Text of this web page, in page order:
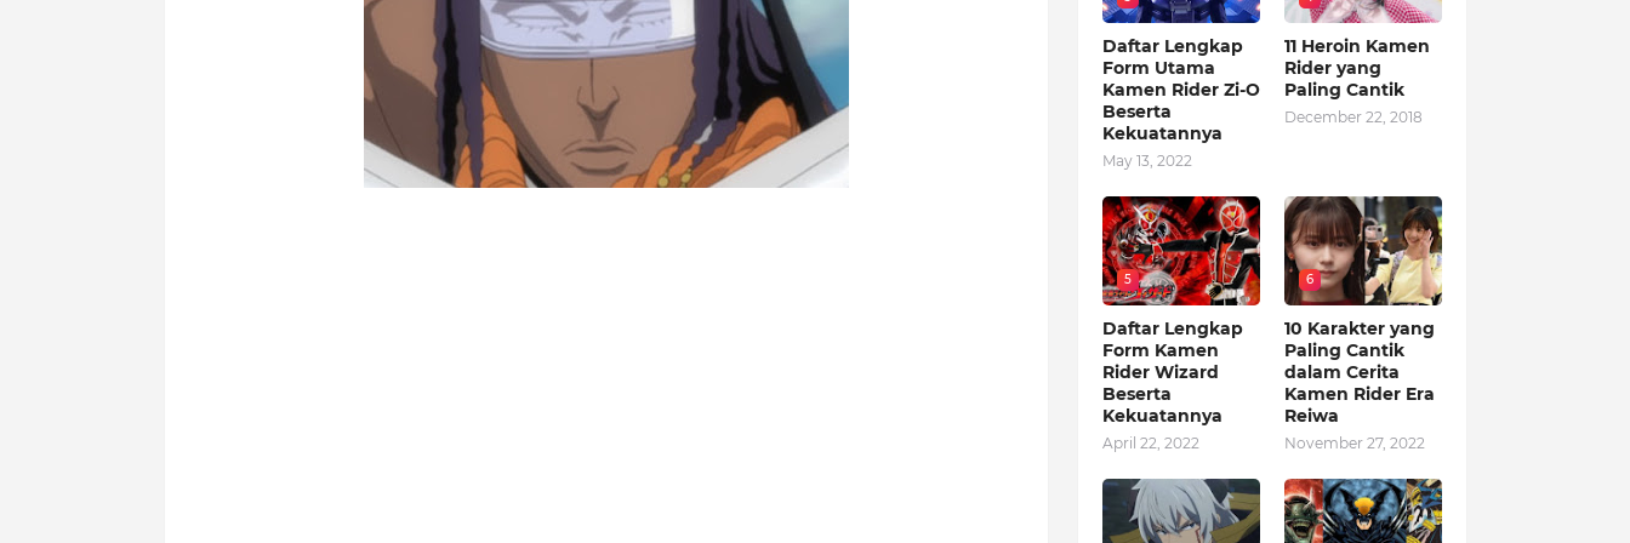
Daftar Lengkap
Form Utama
Kamen Rider Zi-O
Beserta
Kekuatannya
May 13, 2022
11 Heroin Kamen
Rider yang
Paling Cantik
December 22, 2018
5
Daftar Lengkap
Form Kamen
Rider Wizard
Beserta
Kekuatannya
April 22, 2022
6
10 Karakter yang
Paling Cantik
dalam Cerita
Kamen Rider Era
Reiwa
November 27, 2022